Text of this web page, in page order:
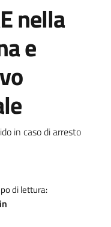
nella
e
in caso di arresto
di lettura: